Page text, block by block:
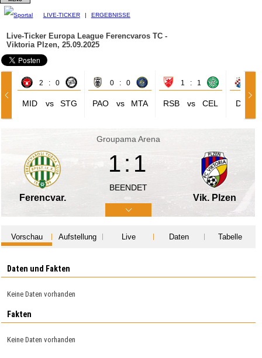
LIVE-TICKER | ERGEBNISSE
Live-Ticker Europa League Ferencvaros TC -
Viktoria Plzen, 25.09.2025
2 : 0
MID vs STG
0 : 0
PAO vs MTA
1 : 1
RSB vs CEL DIZ
Groupama Arena
Ferencvar.
1:1
BEENDET
Vik. Plzen
Vorschau Aufstellung Live Daten Tabelle
Daten und Fakten
Keine Daten vorhanden
Fakten
Keine Daten vorhanden